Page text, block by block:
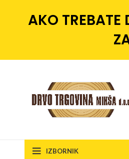
AKO TREBATE
IZBORNIK